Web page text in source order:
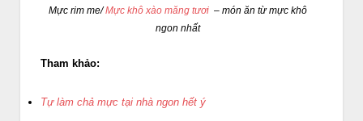
Mực rim me/Mực khô xào măng tươi – món ăn từ mực khô
ngon nhất
Tham khảo:
Tự làm chả mực tại nhà ngon hết ý